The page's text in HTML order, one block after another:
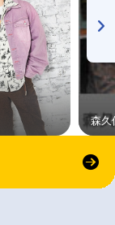
森久